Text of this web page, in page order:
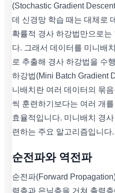
(Stochastic Gradient
데 신경망 학습 때는 대체로
확률적 경사 하강법만으로는
다. 그래서 데이터를 미니배
로 추출해 경사 하강법을 수
하강법(Mini Batch Gradient
니배치란 여러 데이터의 묶
씩 훈련하기보다는 여러 개
효율적입니다. 미니배치 경
련하는 주요 알고리즘입니다.
순전파와 역전파
순전파(Forward
력층과 은닉층을 거쳐 출력